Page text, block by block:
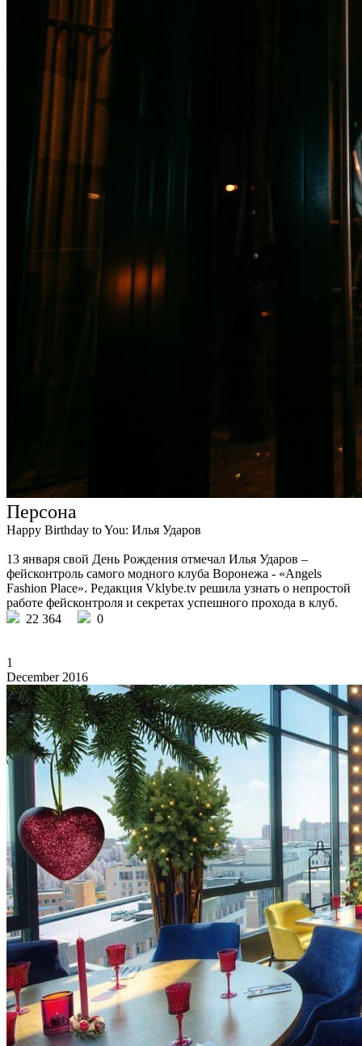
Персона
Happy Birthday to You: Илья Ударов
13 января свой День Рождения отмечал Илья Ударов –
фейсконтроль самого модного клуба Воронежа - «Angels
Fashion Place». Редакция Vklybe.tv решила узнать о непростой
работе фейсконтроля и секретах успешного прохода в клуб.
22 364
0
1
December 2016